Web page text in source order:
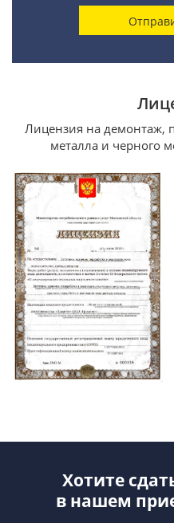
Лицензия на демонтаж,
металла и черного
Хотите
в нашем